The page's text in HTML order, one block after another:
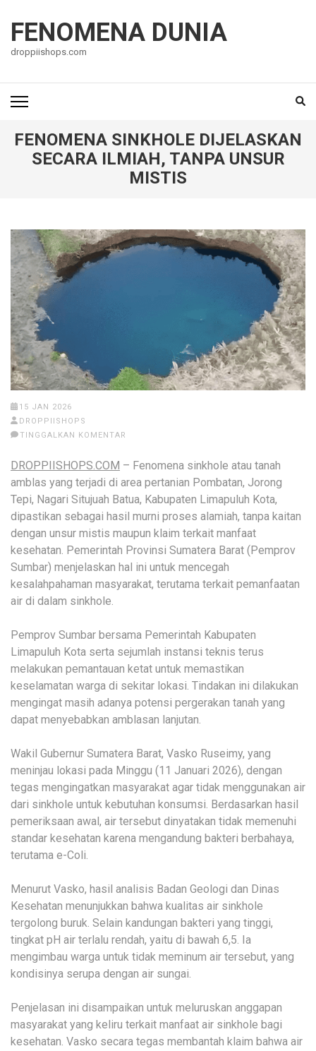
konten
(Tekan
FENOMENA DUNIA
droppiishops.com
FENOMENA SINKHOLE DIJELASKAN
SECARA ILMIAH, TANPA UNSUR
MISTIS
15 JAN 2026
DROPPIISHOPS
TINGGALKAN KOMENTAR
DROPPIISHOPS.COM – Fenomena sinkhole atau tanah
amblas yang terjadi di area pertanian Pombatan, Jorong
Tepi, Nagari Situjuah Batua, Kabupaten Limapuluh Kota,
dipastikan sebagai hasil murni proses alamiah, tanpa kaitan
dengan unsur mistis maupun klaim terkait manfaat
kesehatan. Pemerintah Provinsi Sumatera Barat (Pemprov
Sumbar) menjelaskan hal ini untuk mencegah
kesalahpahaman masyarakat, terutama terkait pemanfaatan
air di dalam sinkhole.
Pemprov Sumbar bersama Pemerintah Kabupaten
Limapuluh Kota serta sejumlah instansi teknis terus
melakukan pemantauan ketat untuk memastikan
keselamatan warga di sekitar lokasi. Tindakan ini dilakukan
mengingat masih adanya potensi pergerakan tanah yang
dapat menyebabkan amblasan lanjutan.
Wakil Gubernur Sumatera Barat, Vasko Ruseimy, yang
meninjau lokasi pada Minggu (11 Januari 2026), dengan
tegas mengingatkan masyarakat agar tidak menggunakan air
dari sinkhole untuk kebutuhan konsumsi. Berdasarkan hasil
pemeriksaan awal, air tersebut dinyatakan tidak memenuhi
standar kesehatan karena mengandung bakteri berbahaya,
terutama e-Coli.
Menurut Vasko, hasil analisis Badan Geologi dan Dinas
Kesehatan menunjukkan bahwa kualitas air sinkhole
tergolong buruk. Selain kandungan bakteri yang tinggi,
tingkat pH air terlalu rendah, yaitu di bawah 6,5. Ia
mengimbau warga untuk tidak meminum air tersebut, yang
kondisinya serupa dengan air sungai.
Penjelasan ini disampaikan untuk meluruskan anggapan
masyarakat yang keliru terkait manfaat air sinkhole bagi
kesehatan. Vasko secara tegas membantah klaim bahwa air